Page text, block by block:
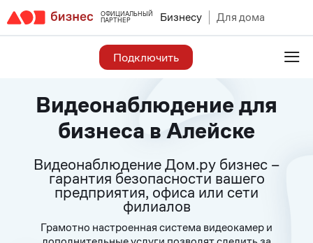
ОФИЦИАЛЬНЫЙ
ПАРТНЕР Бизнесу Для дома
Подключить ≡
Видеонаблюдение для
бизнеса в Алейске
Видеонаблюдение Дом.ру бизнес –
гарантия безопасности вашего
предприятия, офиса или сети
филиалов
Грамотно настроенная система видеокамер и